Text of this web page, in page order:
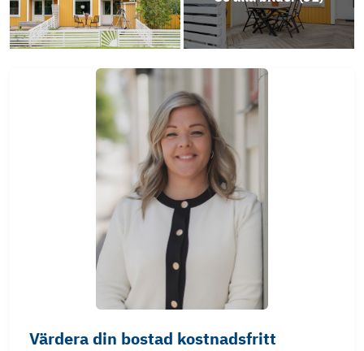
Värdera din bostad kostnadsfritt